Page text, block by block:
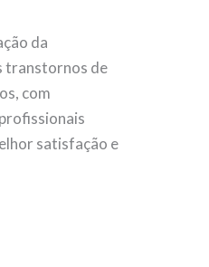
da
transtornos de
com
satisfação e